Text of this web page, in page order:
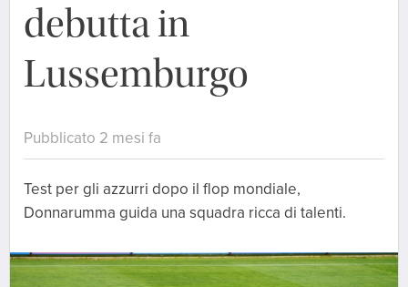
debutta in
Lussemburgo
Pubblicato 2 mesi fa
Test per gli azzurri dopo il flop mondiale,
Donnarumma guida una squadra ricca di talenti.